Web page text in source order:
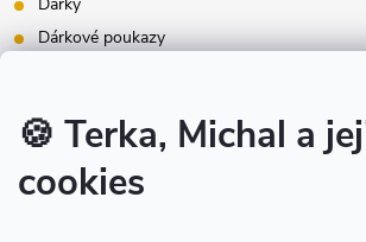
🍪 Terka, Michal a
cookies
Dárkové poukazy
Instagram